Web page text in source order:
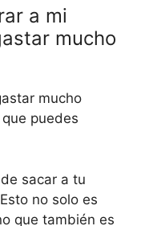
a mi
mucho
mucho
puedes
sacar a tu
no solo es
que también es